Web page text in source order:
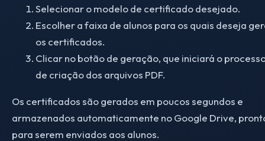
Selecionar o modelo de certificado desejado.
Escolher a faixa de alunos para os quais deseja
os certificados.
Clicar no botão de geração, que iniciará o
de criação dos arquivos PDF.
Os certificados são gerados em poucos segundos e
armazenados automaticamente no Google Drive,
para serem enviados aos alunos.